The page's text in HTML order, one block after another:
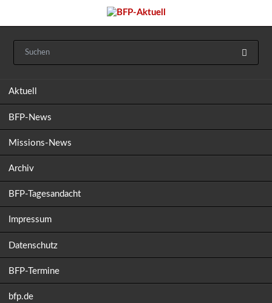
Aktuell
BFP-News
Missions-News
Archiv
BFP-Tagesandacht
Impressum
Datenschutz
BFP-Termine
bfp.de